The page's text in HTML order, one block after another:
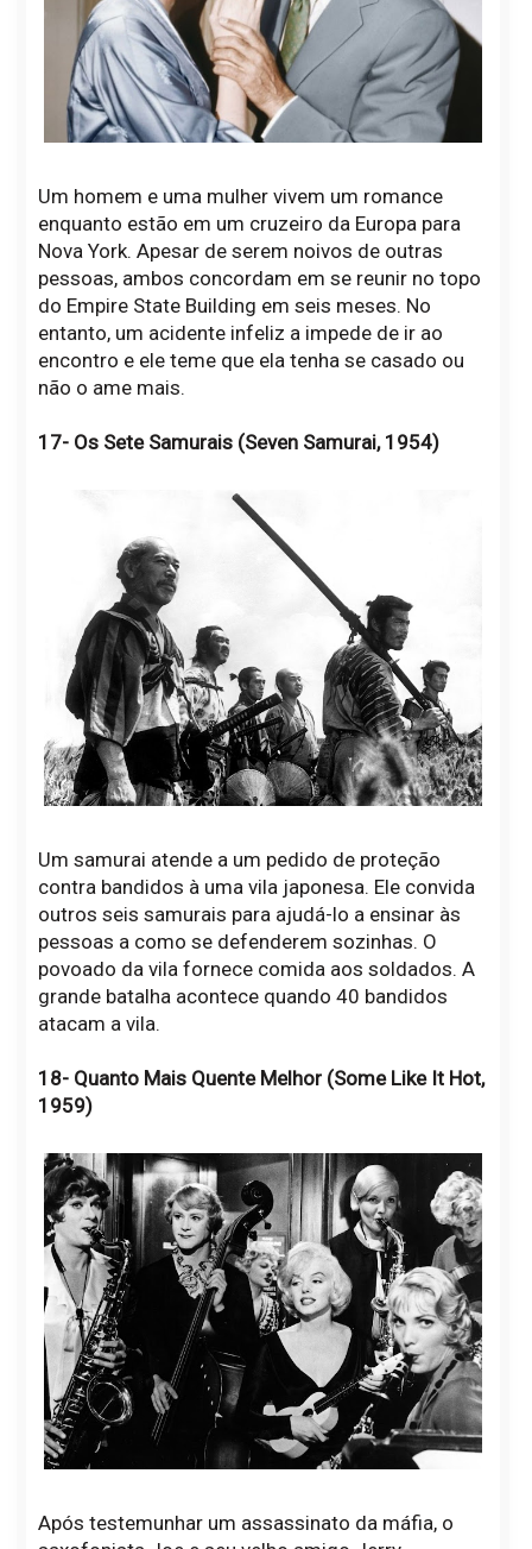
Um homem e uma mulher vivem um romance
enquanto estão em um cruzeiro da Europa para
Nova York. Apesar de serem noivos de outras
pessoas, ambos concordam em se reunir no topo
do Empire State Building em seis meses. No
entanto, um acidente infeliz a impede de ir ao
encontro e ele teme que ela tenha se casado ou
não o ame mais.
17- Os Sete Samurais (Seven Samurai, 1954)
Um samurai atende a um pedido de proteção
contra bandidos à uma vila japonesa. Ele convida
outros seis samurais para ajudá-lo a ensinar às
pessoas a como se defenderem sozinhas. O
povoado da vila fornece comida aos soldados. A
grande batalha acontece quando 40 bandidos
atacam a vila.
18- Quanto Mais Quente Melhor (Some Like It Hot,
1959)
Após testemunhar um assassinato da máfia, o